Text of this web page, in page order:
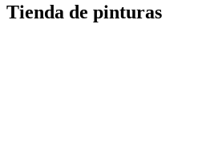
Tienda de pinturas